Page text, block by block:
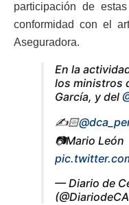
participación de
conformidad con el
Aseguradora.
En la
los ministros
García, y del
✍️🏻
📷Mario León
— Diario de